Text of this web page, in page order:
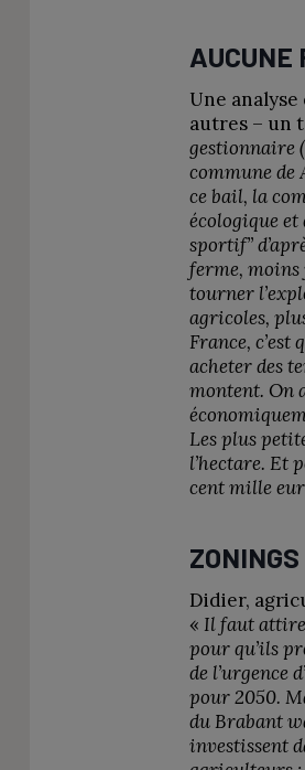
AUCUNE
Une
autres – un
gestionnaire
commune de
ce bail, la
écologique
sportif”
ferme, moins
tourner
agricoles,
France,
acheter des
montent. On
Les plus
l’hectare. Et
cent mille
Didier,
« Il faut
pour qu’ils
de l’urgence
pour 2050.
du Brabant
investissent